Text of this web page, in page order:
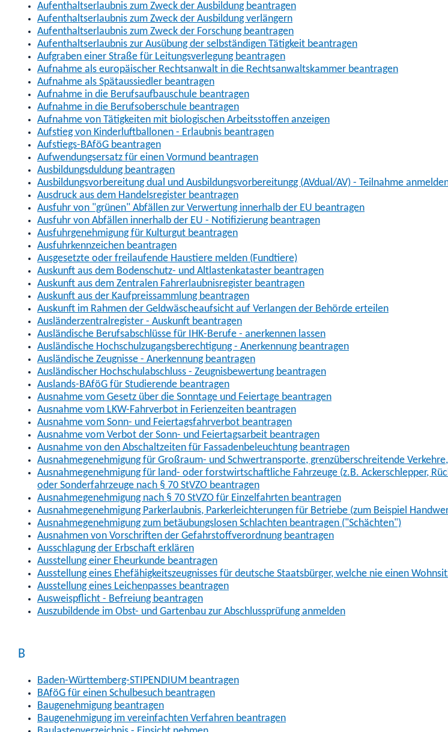
Aufenthaltserlaubnis zum Zweck der Ausbildung beantragen
Aufenthaltserlaubnis zum Zweck der Ausbildung verlängern
Aufenthaltserlaubnis zum Zweck der Forschung beantragen
Aufenthaltserlaubnis zur Ausübung der selbständigen Tätigkeit beantragen
Aufgraben einer Straße für Leitungsverlegung beantragen
Aufnahme als europäischer Rechtsanwalt in die Rechtsanwaltskammer beantragen
Aufnahme als Spätaussiedler beantragen
Aufnahme in die Berufsaufbauschule beantragen
Aufnahme in die Berufsoberschule beantragen
Aufnahme von Tätigkeiten mit biologischen Arbeitsstoffen anzeigen
Aufstieg von Kinderluftballonen - Erlaubnis beantragen
Aufstiegs-BAföG beantragen
Aufwendungsersatz für einen Vormund beantragen
Ausbildungsduldung beantragen
Ausbildungsvorbereitung dual und Ausbildungsvorbereitungg (AVdual/AV) - Teilnahme
Ausdruck aus dem Handelsregister beantragen
Ausfuhr von "grünen" Abfällen zur Verwertung innerhalb der EU beantragen
Ausfuhr von Abfällen innerhalb der EU - Notifizierung beantragen
Ausfuhrgenehmigung für Kulturgut beantragen
Ausfuhrkennzeichen beantragen
Ausgesetzte oder freilaufende Haustiere melden (Fundtiere)
Auskunft aus dem Bodenschutz- und Altlastenkataster beantragen
Auskunft aus dem Zentralen Fahrerlaubnisregister beantragen
Auskunft aus der Kaufpreissammlung beantragen
Auskunft im Rahmen der Geldwäscheaufsicht auf Verlangen der Behörde erteilen
Ausländerzentralregister - Auskunft beantragen
Ausländische Berufsabschlüsse für IHK-Berufe - anerkennen lassen
Ausländische Hochschulzugangsberechtigung - Anerkennung beantragen
Ausländische Zeugnisse - Anerkennung beantragen
Ausländischer Hochschulabschluss - Zeugnisbewertung beantragen
Auslands-BAföG für Studierende beantragen
Ausnahme vom Gesetz über die Sonntage und Feiertage beantragen
Ausnahme vom LKW-Fahrverbot in Ferienzeiten beantragen
Ausnahme vom Sonn- und Feiertagsfahrverbot beantragen
Ausnahme vom Verbot der Sonn- und Feiertagsarbeit beantragen
Ausnahme von den Abschaltzeiten für Fassadenbeleuchtung beantragen
Ausnahmegenehmigung für Großraum- und Schwertransporte, grenzüberschreitende
Ausnahmegenehmigung für land- oder forstwirtschaftliche Fahrzeuge (z.B. Ackerschlepper,
oder Sonderfahrzeuge nach § 70 StVZO beantragen
Ausnahmegenehmigung nach § 70 StVZO für Einzelfahrten beantragen
Ausnahmegenehmigung Parkerlaubnis, Parkerleichterungen für Betriebe (zum Beispiel
Ausnahmegenehmigung zum betäubungslosen Schlachten beantragen ("Schächten")
Ausnahmen von Vorschriften der Gefahrstoffverordnung beantragen
Ausschlagung der Erbschaft erklären
Ausstellung einer Eheurkunde beantragen
Ausstellung eines Ehefähigkeitszeugnisses für deutsche Staatsbürger, welche nie einen
Ausstellung eines Leichenpasses beantragen
Ausweispflicht - Befreiung beantragen
Auszubildende im Obst- und Gartenbau zur Abschlussprüfung anmelden
B
Baden-Württemberg-STIPENDIUM beantragen
BAföG für einen Schulbesuch beantragen
Baugenehmigung beantragen
Baugenehmigung im vereinfachten Verfahren beantragen